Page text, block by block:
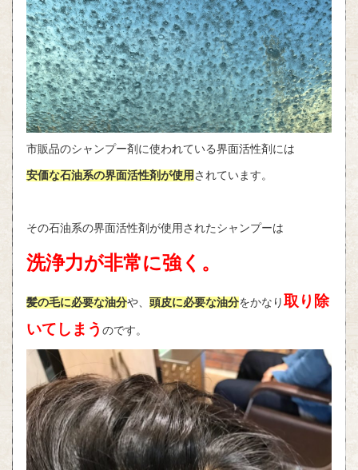
市販品のシャンプー剤に使われている界面活性剤には
安価な石油系の界面活性剤が使用 されています。
その石油系の界面活性剤が使用されたシャンプーは
洗浄力が非常に強く。
髪の毛に必要な油分や、 頭皮に必要な油分をかなり 取り除
いてしまう のです。